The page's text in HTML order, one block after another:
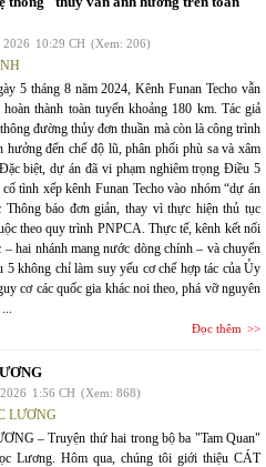
2026 10:29 CH (Xem: 206)
5 tháng 8 năm 2024, Kênh Funan Techo vẫn
thành toàn tuyến khoảng 180 km. Tác giả
đường thủy đơn thuần mà còn là công trình
đến chế độ lũ, phân phối phù sa và xâm
biệt, dự án đã vi phạm nghiêm trọng Điều 5
tình xếp kênh Funan Techo vào nhóm “dự án
Thông báo đơn giản, thay vì thực hiện thủ tục
theo quy trình PNPCA. Thực tế, kênh kết nối
hai nhánh mang nước dòng chính – và chuyển
không chỉ làm suy yếu cơ chế hợp tác của Ủy
cơ các quốc gia khác noi theo, phá vỡ nguyên
Đọc thêm
1:56 CH (Xem: 868)
LƯƠNG
– Truyện thứ hai trong bộ ba "Tam Quan"
Lương. Hôm qua, chúng tôi giới thiệu CÁT